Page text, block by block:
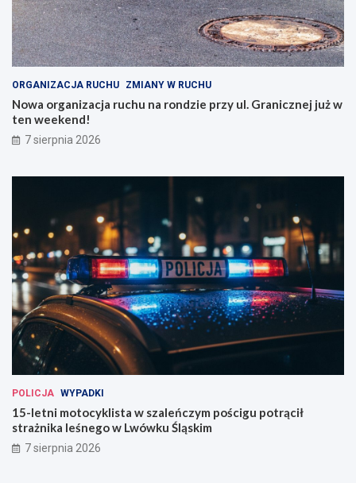
w
e
W
r
o
c
a
w
i
G
r
a
n
i
c
n
e
j
e
w
e
e
k
e
n
ORGANIZACJA RUCHU ZMIANY W RUCHU
Nowa organizacja ruchu na rondzie przy ul. Granicznej już w
ten weekend!
7 sierpnia 2026
POLICJA WYPADKI
15-letni motocyklista w szaleńczym pościgu potrącił
strażnika leśnego w Lwówku Śląskim
7 sierpnia 2026